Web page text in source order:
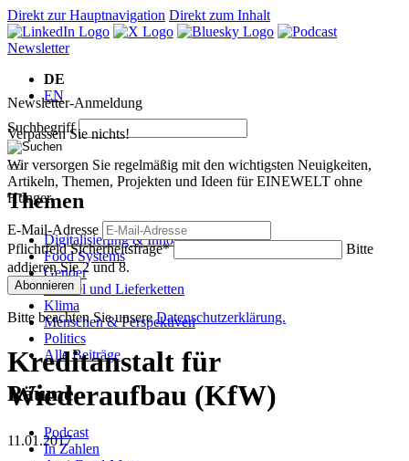
Direkt zur Hauptnavigation Direkt zum Inhalt
Newsletter
DE
EN
Suchbegriff
Themen
Digitalisierung & Innovation
Food Systems
Gender
Handel und Lieferketten
Klima
Menschen & Perspektiven
Politics
Alle Beiträge
Räume
Podcast
In Zahlen
Newsletter-Anmeldung
Verpassen Sie nichts!
Wir versorgen Sie regelmäßig mit den wichtigsten Neuigkeiten,
Artikeln, Themen, Projekten und Ideen für EINEWELT ohne
Hunger.
E-Mail-Adresse
PflichtfeldSicherheitsfrage*
Bitte
addieren Sie 2 und 8.
Abonnieren
Bitte beachten Sie unsereDatenschutzerklärung.
Kreditanstalt für
Wiederaufbau (KfW)
11.01.2017